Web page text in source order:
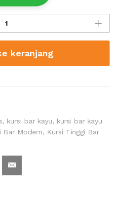
keranjang
, kursi bar kayu, kursi bar kayu
Bar Modern, Kursi Tinggi Bar